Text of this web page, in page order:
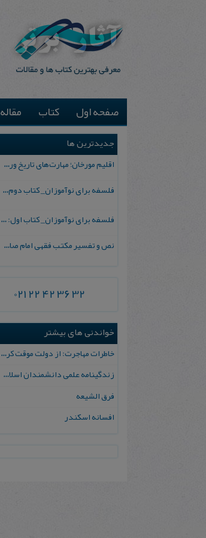
صفحه اول کتاب مقاله
جدیدترین ها
اقلیم مورخان؛ مهارت‌های تاریخ ورزی علمی
فلسفه برای نوآموزان_ کتاب دوم: پرسش درباره واقعیت و معرفت
فلسفه برای نوآموزان_ کتاب اول: تردید در باورهای رایج
نص و تفسیر مکتب فقهی امام صادق علیه السلام
021 22 42 36 32
خواندنی های بیشتر
خاطرات‌ مهاجرت‌: از دولت‌ موقت‌ کرمانشاه‌ تا کمیته‌ ملیون‌ برلن
زندگینامه علمی دانشمندان اسلامی (جلد اول)
فرق الشیعه
افسانه اسکندر